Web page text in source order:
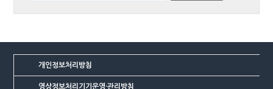
개인정보처리방침
영상정보처리기기운영·관리방침